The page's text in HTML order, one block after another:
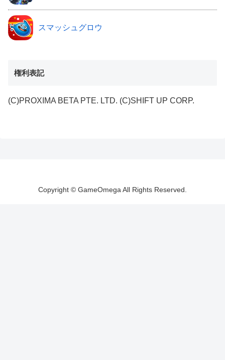
スマッシュグロウ
権利表記
(C)PROXIMA BETA PTE. LTD. (C)SHIFT UP CORP.
Copyright © GameOmega All Rights Reserved.